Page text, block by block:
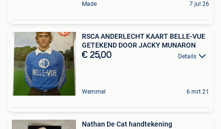
Made 7 jul 26
RSCA ANDERLECHT KAART BELLE-VUE
GETEKEND DOOR JACKY MUNARON
€ 25,00 Details
Wemmel 6 mrt 21
Nathan De Cat handtekening